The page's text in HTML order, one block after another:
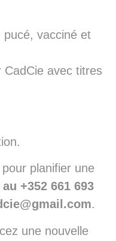
pucé, vacciné et
CadCie avec titres
planifier une
+352 661 693
.
une nouvelle